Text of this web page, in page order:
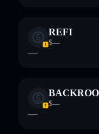
REFI
$—
—
$—
—